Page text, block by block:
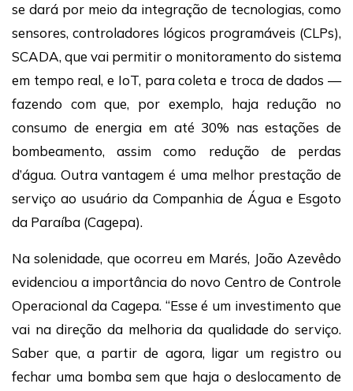
se dará por meio da integração de tecnologias, como
sensores, controladores lógicos programáveis (CLPs),
SCADA, que vai permitir o monitoramento do sistema
em tempo real, e IoT, para coleta e troca de dados —
fazendo com que, por exemplo, haja redução no
consumo de energia em até 30% nas estações de
bombeamento, assim como redução de perdas
d’água. Outra vantagem é uma melhor prestação de
serviço ao usuário da Companhia de Água e Esgoto
da Paraíba (Cagepa).
Na solenidade, que ocorreu em Marés, João Azevêdo
evidenciou a importância do novo Centro de Controle
Operacional da Cagepa. “Esse é um investimento que
vai na direção da melhoria da qualidade do serviço.
Saber que, a partir de agora, ligar um registro ou
fechar uma bomba sem que haja o deslocamento de